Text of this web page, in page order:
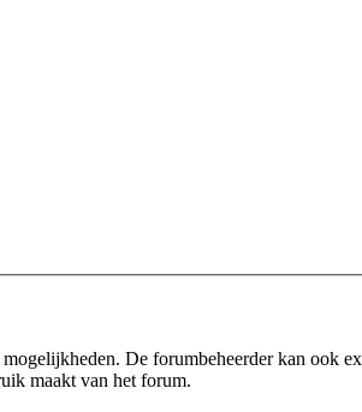
De forumbeheerder kan ook
maakt van het forum.